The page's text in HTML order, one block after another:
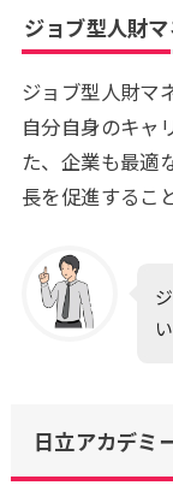
ジョブ型人財
ジョブ型人財マ
自分自身のキャ
た、企業も最適
長を促進するこ
日立アカデミ